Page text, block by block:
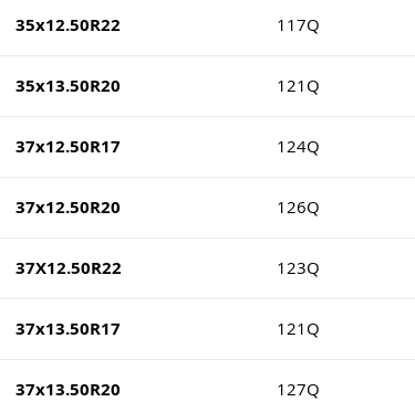
35x12.50R22 117Q
35x13.50R20 121Q
37x12.50R17 124Q
37x12.50R20 126Q
37X12.50R22 123Q
37x13.50R17 121Q
37x13.50R20 127Q